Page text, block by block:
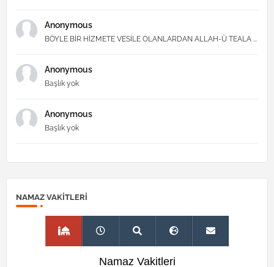
Anonymous
BÖYLE BİR HİZMETE VESİLE OLANLARDAN ALLAH-Ü TEALA ...
Anonymous
Başlık yok
Anonymous
Başlık yok
NAMAZ VAKITLERI